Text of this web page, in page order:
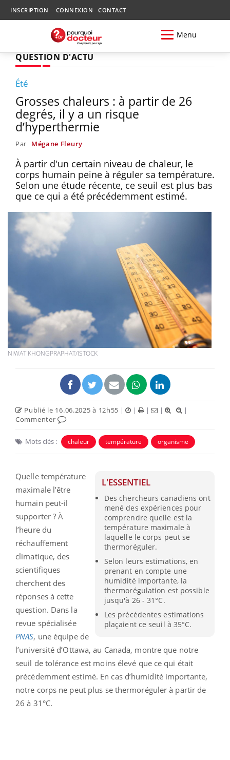
INSCRIPTION CONNEXION CONTACT
Menu
QUESTION D'ACTU
Été
Grosses chaleurs : à partir de 26
degrés, il y a un risque
d’hyperthermie
Par Mégane Fleury
À partir d'un certain niveau de chaleur, le
corps humain peine à réguler sa température.
Selon une étude récente, ce seuil est plus bas
que ce qui a été précédemment estimé.
NIWAT KHONGPRAPHAT/ISTOCK
Publié le 16.06.2025 à 12h55 | | | |
|
Commenter
Mots clés : chaleur température organisme
L'ESSENTIEL
Des chercheurs canadiens ont
mené des expériences pour
comprendre quelle est la
température maximale à
laquelle le corps peut se
thermoréguler.
Selon leurs estimations, en
prenant en compte une
humidité importante, la
thermorégulation est possible
jusqu'à 26 - 31°C.
Les précédentes estimations
plaçaient ce seuil à 35°C.
Quelle température
maximale l’être
humain peut-il
supporter ? À
l’heure du
réchauffement
climatique, des
scientifiques
cherchent des
réponses à cette
question. Dans la
revue spécialisée
PNAS, une équipe de
l’université d’Ottawa, au Canada, montre que notre
seuil de tolérance est moins élevé que ce qui était
précédemment estimé. En cas d’humidité importante,
notre corps ne peut plus se thermoréguler à partir de
26 à 31°C.